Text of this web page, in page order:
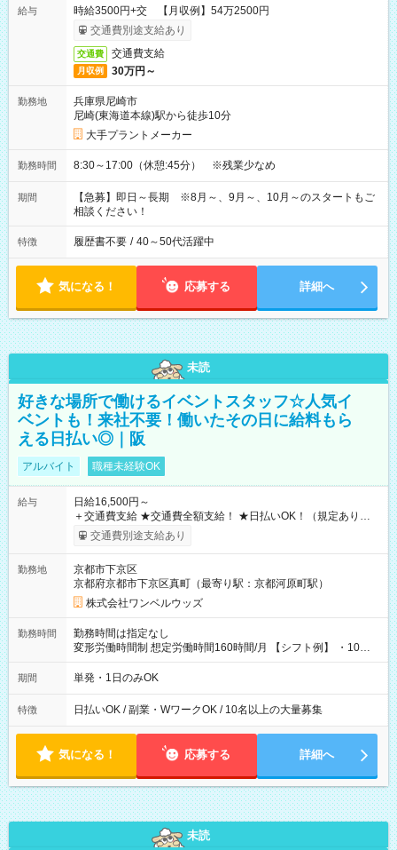
給与
時給3500円+交 【月収例】54万2500円
交通費別途支給あり
交通費 交通費支給
月収例 30万円～
勤務地
兵庫県尼崎市
尼崎(東海道本線)駅から徒歩10分
大手プラントメーカー
勤務時間 8:30～17:00（休憩:45分） ※残業少なめ
期間
【急募】即日～長期 ※8月～、9月～、10月～のスタートもご
相談ください！
特徴 履歴書不要 / 40～50代活躍中
気になる！ 応募する 詳細へ
未読
好きな場所で働けるイベントスタッフ☆人気イ
ベントも！来社不要！働いたその日に給料もら
える日払い◎｜阪
アルバイト 職種未経験OK
給与
日給16,500円～
＋交通費支給 ★交通費全額支給！ ★日払いOK！（規定あり） ┗
働いたその日に現金GET♪ お仕事後はコンビニATMから 日払
交通費別途支給あり
勤務地
京都市下京区
京都府京都市下京区真町（最寄り駅：京都河原町駅）
株式会社ワンベルウッズ
勤務時間
勤務時間は指定なし
変形労働時間制 想定労働時間160時間/月 【シフト例】 ・10：
00～20：00
期間 単発・1日のみOK
特徴 日払いOK / 副業・WワークOK / 10名以上の大量募集
気になる！ 応募する 詳細へ
未読